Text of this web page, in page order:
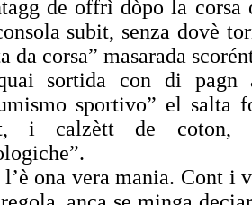
de offrìdòpo la corsa
subit, senza dovè
da corsa” masarada
sortida con di
sportivo” el salta
i calzètt de
l’è ona vera mania. Cont i